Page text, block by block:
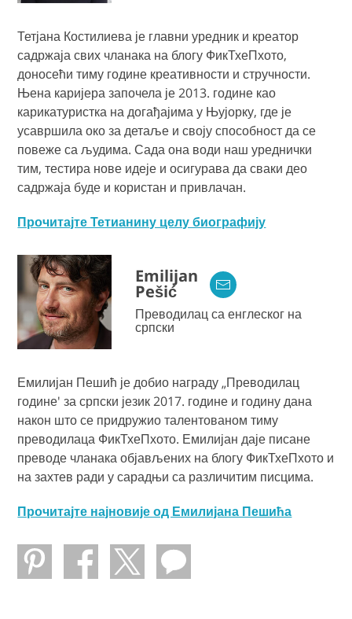
Тетјана Костилиева је главни уредник и креатор
садржаја свих чланака на блогу ФикТхеПхото,
доносећи тиму године креативности и стручности.
Њена каријера започела је 2013. године као
карикатуристка на догађајима у Њујорку, где је
усавршила око за детаље и своју способност да се
повеже са људима. Сада она води наш уреднички
тим, тестира нове идеје и осигурава да сваки део
садржаја буде и користан и привлачан.
Прочитајте Тетианину целу биографију
Emilijan
Pešić
Преводилац са енглеског на
српски
Емилијан Пешић је добио награду „Преводилац
године' за српски језик 2017. године и годину дана
након што се придружио талентованом тиму
преводилаца ФикТхеПхото. Емилијан даје писане
преводе чланака објављених на блогу ФикТхеПхото и
на захтев ради у сарадњи са различитим писцима.
Прочитајте најновије од Емилијана Пешића